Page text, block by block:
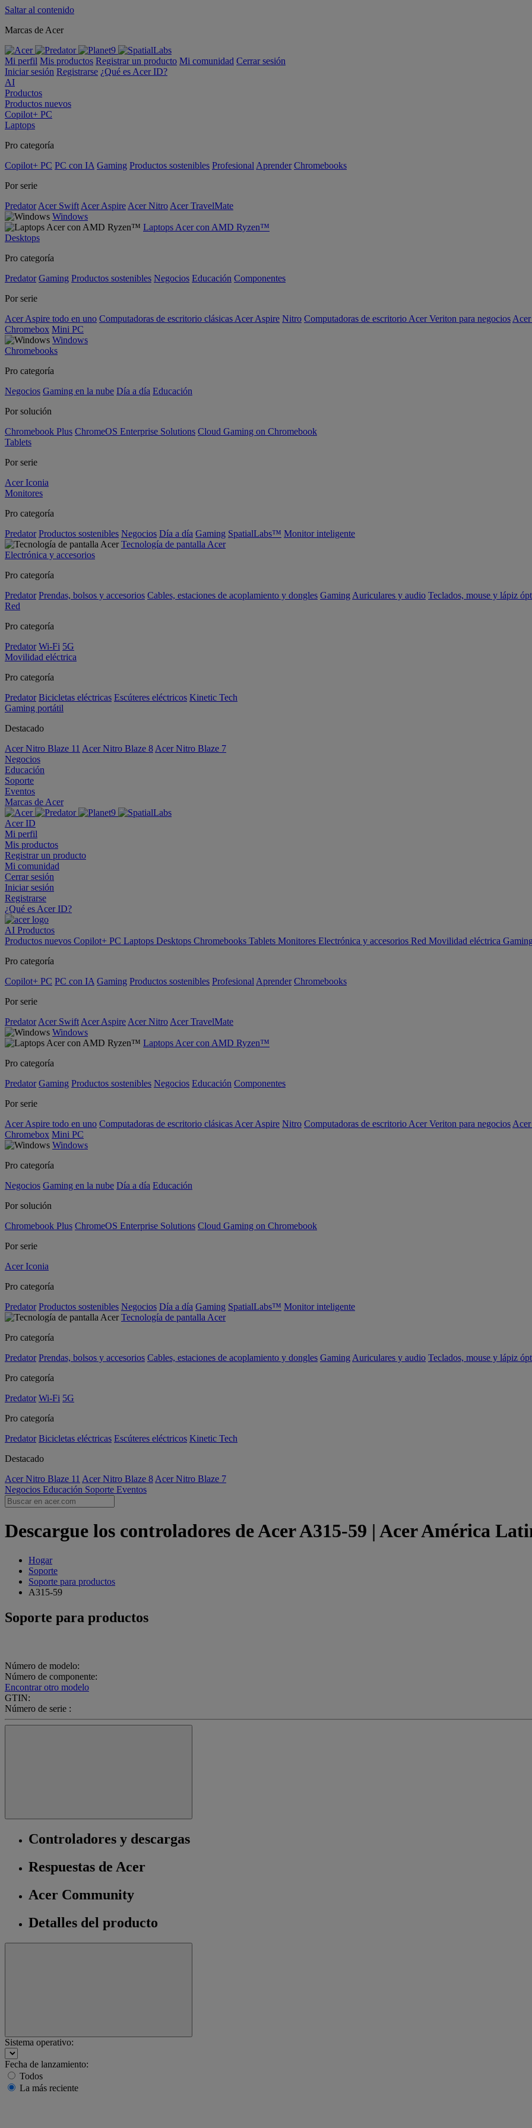
Saltar al contenido
Marcas de Acer
Mi perfil Mis productos Registrar un producto Mi comunidad Cerrar sesión
Iniciar sesión Registrarse ¿Qué es Acer ID?
AI
Productos
Productos nuevos
Copilot+ PC
Laptops
Pro categoría
Copilot+ PC PC con IA Gaming Productos sostenibles Profesional Aprender Chromebooks
Por serie
Predator Acer Swift Acer Aspire Acer Nitro Acer TravelMate
Windows
Laptops Acer con AMD Ryzen™
Desktops
Pro categoría
Predator Gaming Productos sostenibles Negocios Educación Componentes
Por serie
Acer Aspire todo en uno Computadoras de escritorio clásicas Acer Aspire Nitro Computadoras de escritorio Acer Veriton para negocios
Chromebox Mini PC
Windows
Chromebooks
Pro categoría
Negocios Gaming en la nube Día a día Educación
Por solución
Chromebook Plus ChromeOS Enterprise Solutions Cloud Gaming on Chromebook
Tablets
Por serie
Acer Iconia
Monitores
Pro categoría
Predator Productos sostenibles Negocios Día a día Gaming SpatialLabs™ Monitor inteligente
Tecnología de pantalla Acer
Electrónica y accesorios
Pro categoría
Predator Prendas, bolsos y accesorios Cables, estaciones de acoplamiento y dongles Gaming Auriculares y audio Teclados, mouse y lápiz
Red
Pro categoría
Predator Wi-Fi 5G
Movilidad eléctrica
Pro categoría
Predator Bicicletas eléctricas Escúteres eléctricos Kinetic Tech
Gaming portátil
Destacado
Acer Nitro Blaze 11 Acer Nitro Blaze 8 Acer Nitro Blaze 7
Negocios
Educación
Soporte
Eventos
Marcas de Acer
Acer ID
Mi perfil
Mis productos
Registrar un producto
Mi comunidad
Cerrar sesión
Iniciar sesión
Registrarse
¿Qué es Acer ID?
AI Productos
Productos nuevos Copilot+ PC Laptops Desktops Chromebooks Tablets Monitores Electrónica y accesorios Red Movilidad eléctrica
Pro categoría
Copilot+ PC PC con IA Gaming Productos sostenibles Profesional Aprender Chromebooks
Por serie
Predator Acer Swift Acer Aspire Acer Nitro Acer TravelMate
Windows
Laptops Acer con AMD Ryzen™
Pro categoría
Predator Gaming Productos sostenibles Negocios Educación Componentes
Por serie
Acer Aspire todo en uno Computadoras de escritorio clásicas Acer Aspire Nitro Computadoras de escritorio Acer Veriton para negocios
Chromebox Mini PC
Windows
Pro categoría
Negocios Gaming en la nube Día a día Educación
Por solución
Chromebook Plus ChromeOS Enterprise Solutions Cloud Gaming on Chromebook
Por serie
Acer Iconia
Pro categoría
Predator Productos sostenibles Negocios Día a día Gaming SpatialLabs™ Monitor inteligente
Tecnología de pantalla Acer
Pro categoría
Predator Prendas, bolsos y accesorios Cables, estaciones de acoplamiento y dongles Gaming Auriculares y audio Teclados, mouse y lápiz
Pro categoría
Predator Wi-Fi 5G
Pro categoría
Predator Bicicletas eléctricas Escúteres eléctricos Kinetic Tech
Destacado
Acer Nitro Blaze 11 Acer Nitro Blaze 8 Acer Nitro Blaze 7
Negocios Educación Soporte Eventos
Descargue los controladores de Acer A315-59 | Acer América
Hogar
Soporte
Soporte para productos
A315-59
Soporte para productos
Número de modelo:
Número de componente:
Encontrar otro modelo
GTIN:
Número de serie :
Controladores y descargas
Respuestas de Acer
Acer Community
Detalles del producto
Sistema operativo:
Fecha de lanzamiento:
Todos
La más reciente